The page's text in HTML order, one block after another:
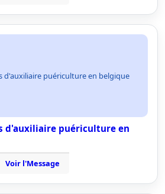
d'auxiliaire puériculture en belgique
d'auxiliaire puériculture en
Voir l'Message